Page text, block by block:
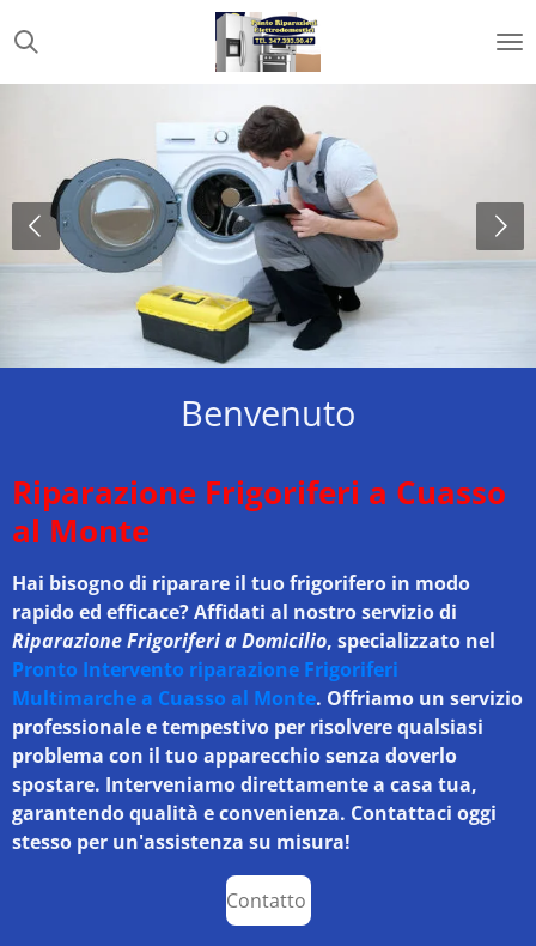
al
contenuto
Benvenuto
Riparazione Frigoriferi a Cuasso
al Monte
Hai bisogno di riparare il tuo frigorifero in modo
rapido ed efficace? Affidati al nostro servizio di
Riparazione Frigoriferi a Domicilio, specializzato nel
Pronto Intervento riparazione Frigoriferi
Multimarche a Cuasso al Monte. Offriamo un servizio
professionale e tempestivo per risolvere qualsiasi
problema con il tuo apparecchio senza doverlo
spostare. Interveniamo direttamente a casa tua,
garantendo qualità e convenienza. Contattaci oggi
stesso per un'assistenza su misura!
Contatto